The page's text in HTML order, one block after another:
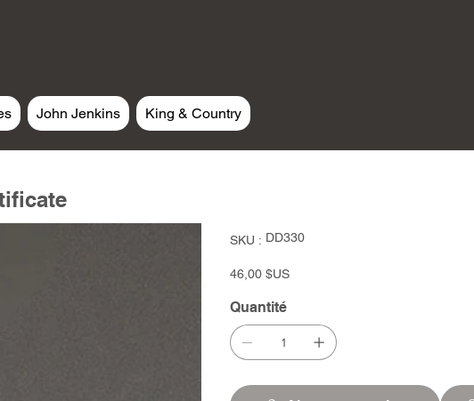
John Jenkins King & Country
SKU : SKU
DD330
DD330
Prix
46,00 $US
Quantité